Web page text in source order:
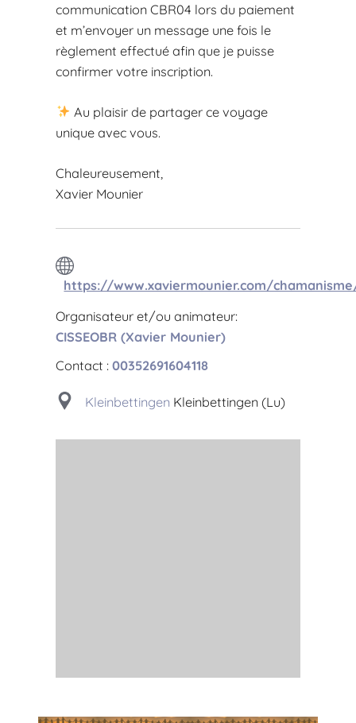
communication CBR04 lors du paiement
et m’envoyer un message une fois le
règlement effectué afin que je puisse
confirmer votre inscription.
Au plaisir de partager ce voyage
unique avec vous.
Chaleureusement,
Xavier Mounier
https://www.xaviermounier.com/
Organisateur et/ou animateur:
CISSEOBR (Xavier Mounier)
Contact : 00352691604118
Kleinbettingen Kleinbettingen (Lu)